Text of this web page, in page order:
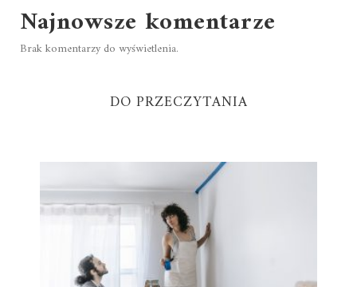
Najnowsze komentarze
Brak komentarzy do wyświetlenia.
DO PRZECZYTANIA